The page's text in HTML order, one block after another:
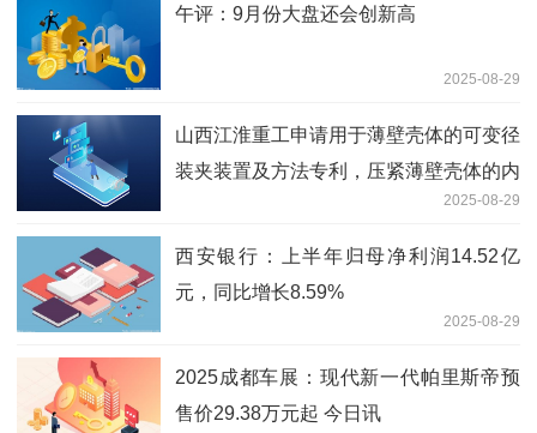
午评：9月份大盘还会创新高
2025-08-29
山西江淮重工申请用于薄壁壳体的可变径
装夹装置及方法专利，压紧薄壁壳体的内
2025-08-29
西安银行：上半年归母净利润14.52亿
元，同比增长8.59%
2025-08-29
2025成都车展：现代新一代帕里斯帝预
售价29.38万元起 今日讯